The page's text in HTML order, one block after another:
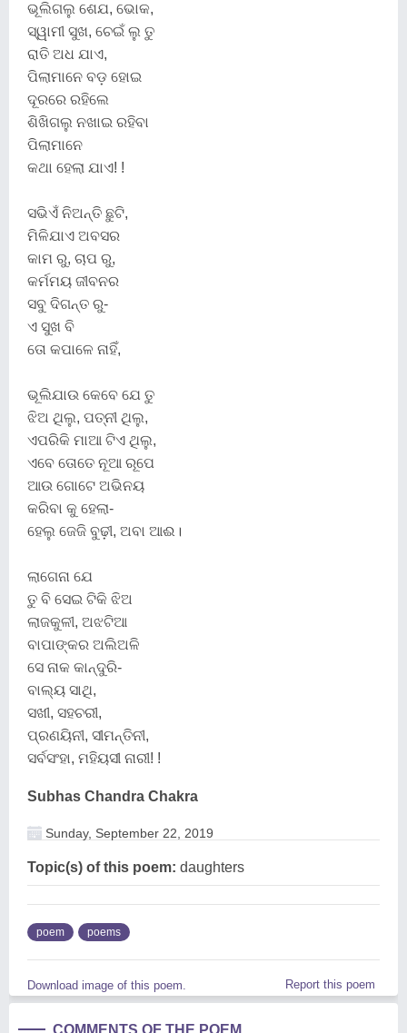
ଭୂଲିଗଲୁ ଶେଯ, ଭୋକ,
ସ୍ୱାମୀ ସୁଖ, ଚେଇଁ ଲୁ ତୁ
ରାତି ଅଧ ଯାଏ,
ପିଲାମାନେ ବଡ଼ ହୋଇ
ଦୂରରେ ରହିଲେ
ଶିଖିଗଲୁ ନଖାଇ ରହିବା
ପିଲାମାନେ
କଥା ହେଲା ଯାଏ! !
ସଭିଏଁ ନିଅନ୍ତି ଛୁଟି,
ମିଳିଯାଏ ଅବସର
କାମ ରୁ, ଚାପ ରୁ,
କର୍ମମୟ ଜୀବନର
ସବୁ ଦିଗନ୍ତ ରୁ-
ଏ ସୁଖ ବି
ତୋ କପାଳେ ନାହିଁ,
ଭୂଲିଯାଉ କେବେ ଯେ ତୁ
ଝିଅ ଥିଲୁ, ପତ୍ନୀ ଥିଲୁ,
ଏପରିକି ମାଆ ଟିଏ ଥିଲୁ,
ଏବେ ତୋତେ ନୂଆ ରୂପେ
ଆଉ ଗୋଟେ ଅଭିନୟ
କରିବା କୁ ହେଲା-
ହେଲୁ ଜେଜି ବୁଢ଼ୀ, ଅବା ଆଈ।
ଲାଗେନା ଯେ
ତୁ ବି ସେଇ ଟିକି ଝିଅ
ଲାଜକୁଳୀ, ଅଝଟିଆ
ବାପାଙ୍କର ଅଲିଅଳି
ସେ ନାକ କାନ୍ଦୁରି-
ବାଲ୍ୟ ସାଥି,
ସଖୀ, ସହଚରୀ,
ପ୍ରଣୟିନୀ, ସୀମନ୍ତିନୀ,
ସର୍ବସଂହା, ମହିୟସୀ ନାରୀ! !
Subhas Chandra Chakra
Sunday, September 22, 2019
Topic(s) of this poem: daughters
poem poems
Download image of this poem. Report this poem
COMMENTS OF THE POEM